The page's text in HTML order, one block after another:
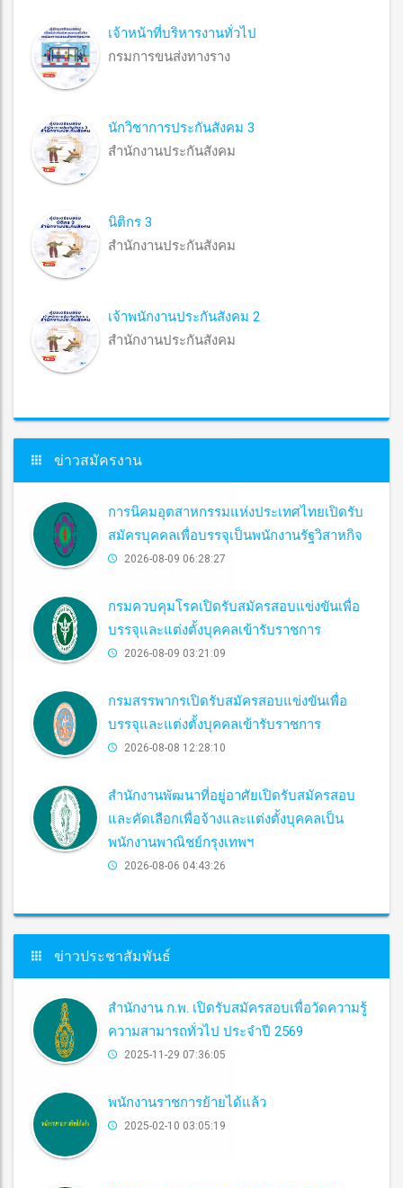
เจ้าหน้าที่บริหารงานทั่วไป
กรมการขนส่งทางราง
นักวิชาการประกันสังคม 3
สำนักงานประกันสังคม
นิติกร 3
สำนักงานประกันสังคม
เจ้าพนักงานประกันสังคม 2
สำนักงานประกันสังคม
ข่าวสมัครงาน
การนิคมอุตสาหกรรมแห่งประเทศไทยเปิดรับ
สมัครบุคคลเพื่อบรรจุเป็นพนักงานรัฐวิสาหกิจ
2026-08-09 06:28:27
กรมควบคุมโรคเปิดรับสมัครสอบแข่งขันเพื่อ
บรรจุและแต่งตั้งบุคคลเข้ารับราชการ
2026-08-09 03:21:09
กรมสรรพากรเปิดรับสมัครสอบแข่งขันเพื่อ
บรรจุและแต่งตั้งบุคคลเข้ารับราชการ
2026-08-08 12:28:10
สำนักงานพัฒนาที่อยู่อาศัยเปิดรับสมัครสอบ
และคัดเลือกเพื่อจ้างและแต่งตั้งบุคคลเป็น
พนักงานพาณิชย์กรุงเทพฯ
2026-08-06 04:43:26
ข่าวประชาสัมพันธ์
สำนักงาน ก.พ. เปิดรับสมัครสอบเพื่อวัดความรู้
ความสามารถทั่วไป ประจำปี 2569
2025-11-29 07:36:05
พนักงานราชการย้ายได้แล้ว
2025-02-10 03:05:19